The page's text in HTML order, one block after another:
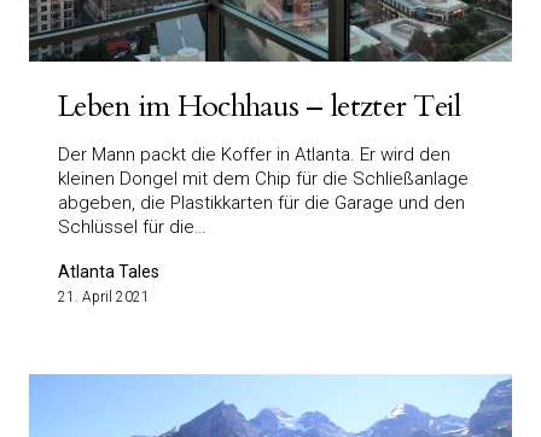
Leben im Hochhaus – letzter Teil
Der Mann packt die Koffer in Atlanta. Er wird den
kleinen Dongel mit dem Chip für die Schließanlage
abgeben, die Plastikkarten für die Garage und den
Schlüssel für die…
Atlanta Tales
21. April 2021